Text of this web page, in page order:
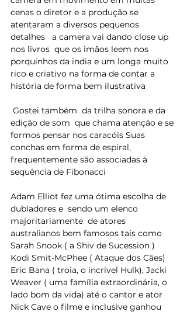
cenas o diretor e a produção se
atentaram a diversos pequenos
detalhes   a camera vai dando close up
nos livros  que os imãos leem nos
porquinhos da india e um longa muito
rico e criativo na forma de contar a
história de forma bem ilustrativa
edição de som  que chama atenção e se
formos pensar nos caracóis Suas
conchas em forma de espiral,
frequentemente são associadas à
sequência de Fibonacci
Adam Elliot fez uma ótima escolha de
dubladores e  sendo um elenco
majoritariamente  de atores
australianos bem famosos tais como
Sarah Snook ( a Shiv de Sucession )
Kodi Smit-McPhee ( Ataque dos Cães)
Eric Bana ( troia, o incrivel Hulk), Jacki
Weaver ( uma família extraordinária, o
lado bom da vida) até o cantor e ator
Nick Cave o filme e inclusive ganhou